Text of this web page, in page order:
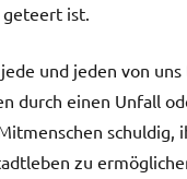
ist.
und jeden von
durch einen Unfall
schuldig,
zu